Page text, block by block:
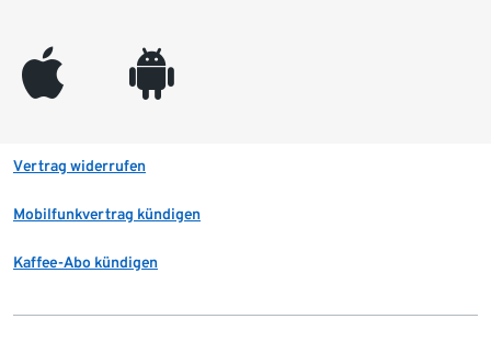
appleinc android
Vertrag widerrufen
Mobilfunkvertrag kündigen
Kaffee-Abo kündigen